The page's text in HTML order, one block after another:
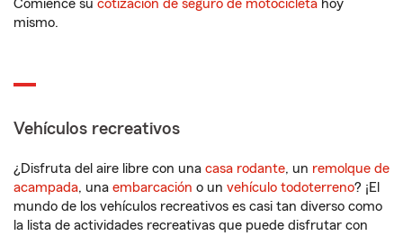
Comience su cotización de seguro de motocicleta hoy
mismo.
Vehículos recreativos
¿Disfruta del aire libre con una casa rodante, un remolque de
acampada, una embarcación o un vehículo todoterreno? ¡El
mundo de los vehículos recreativos es casi tan diverso como
la lista de actividades recreativas que puede disfrutar con